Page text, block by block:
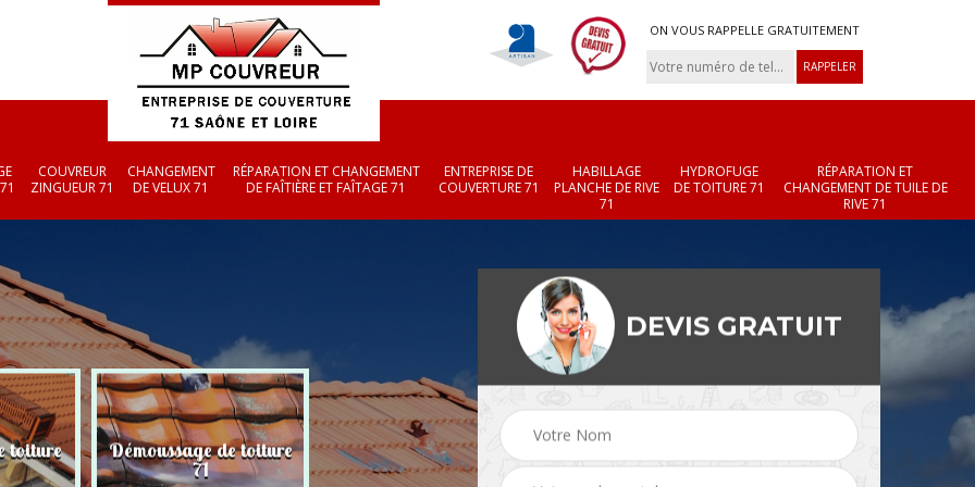
ON VOUS RAPPELLE GRATUITEMENT
COUVREUR
ZINGUEUR 71
CHANGEMENT
DE VELUX 71
RÉPARATION ET CHANGEMENT
DE FAÎTIÈRE ET FAÎTAGE 71
ENTREPRISE DE
COUVERTURE 71
HABILLAGE
PLANCHE DE RIVE
71
HYDROFUGE
DE TOITURE 71
RÉPARATION ET
CHANGEMENT DE TUILE DE
RIVE 71
toiture Démoussage de toiture
71 Couvreur zingueur 71 Changement de velux
71
Réparation et
changement de
et faîtage 71
DEVIS GRATUIT